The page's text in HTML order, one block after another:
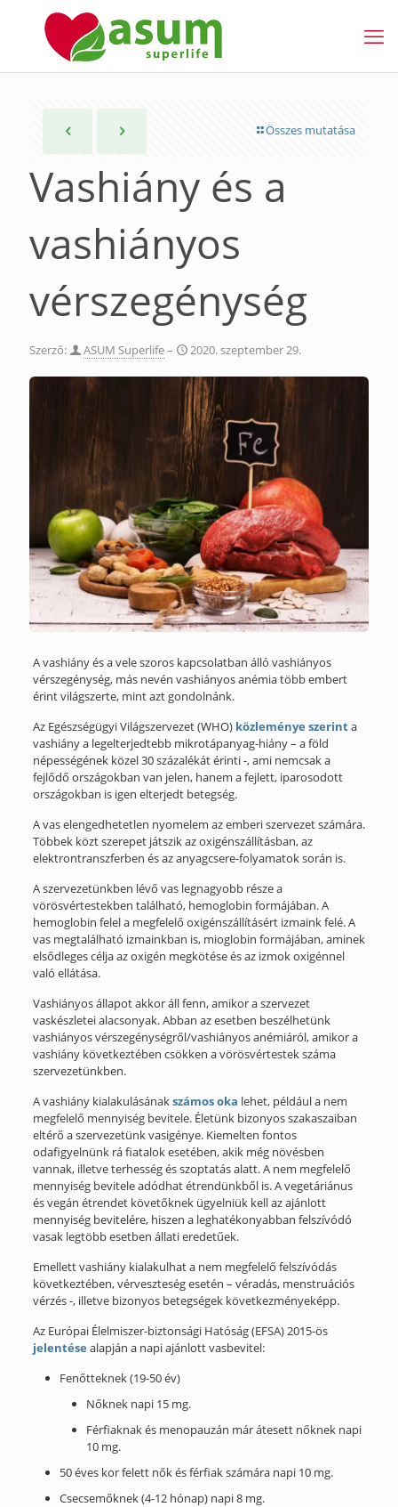
Összes mutatása
Vashiány és a
vashiányos
vérszegénység
Szerző: ASUM Superlife– 2020. szeptember 29.
A vashiány és a vele szoros kapcsolatban álló vashiányos
vérszegénység, más nevén vashiányos anémia több embert
érint világszerte, mint azt gondolnánk.
Az Egészségügyi Világszervezet (WHO) közleménye szerinta
vashiány a legelterjedtebb mikrotápanyag-hiány – a föld
népességének közel 30 százalékát érinti -, ami nemcsak a
fejlődő országokban van jelen, hanem a fejlett, iparosodott
országokban is igen elterjedt betegség.
A vas elengedhetetlen nyomelem az emberi szervezet számára.
Többek közt szerepet játszik az oxigénszállításban, az
elektrontranszferben és az anyagcsere-folyamatok során is.
A szervezetünkben lévő vas legnagyobb része a
vörösvértestekben található, hemoglobin formájában. A
hemoglobin felel a megfelelő oxigénszállításért izmaink felé. A
vas megtalálható izmainkban is, mioglobin formájában, aminek
elsődleges célja az oxigén megkötése és az izmok oxigénnel
való ellátása.
Vashiányos állapot akkor áll fenn, amikor a szervezet
vaskészletei alacsonyak. Abban az esetben beszélhetünk
vashiányos vérszegénységről/vashiányos anémiáról, amikor a
vashiány következtében csökken a vörösvértestek száma
szervezetünkben.
A vashiány kialakulásánakszámosoka lehet, például a nem
megfelelő mennyiség bevitele. Életünk bizonyos szakaszaiban
eltérő a szervezetünk vasigénye. Kiemelten fontos
odafigyelnünk rá fiatalok esetében, akik még növésben
vannak, illetve terhesség és szoptatás alatt. A nem megfelelő
mennyiség bevitele adódhat étrendünkből is. A vegetáriánus
és vegán étrendet követőknek ügyelniük kell az ajánlott
mennyiség bevitelére, hiszen a leghatékonyabban felszívódó
vasak legtöbb esetben állati eredetűek.
Emellett vashiány kialakulhat a nem megfelelő felszívódás
következtében, vérveszteség esetén – véradás, menstruációs
vérzés -, illetve bizonyos betegségek következményeképp.
Az Európai Élelmiszer-biztonsági Hatóság (EFSA) 2015-ös
jelentése alapján a napi ajánlott vasbevitel:
Fenőtteknek (19-50 év)
Nőknek napi 15 mg.
Férfiaknak és menopauzán már átesett nőknek napi
10 mg.
50 éves kor felett nők és férfiak számára napi 10 mg.
Csecsemőknek (4-12 hónap) napi 8 mg.